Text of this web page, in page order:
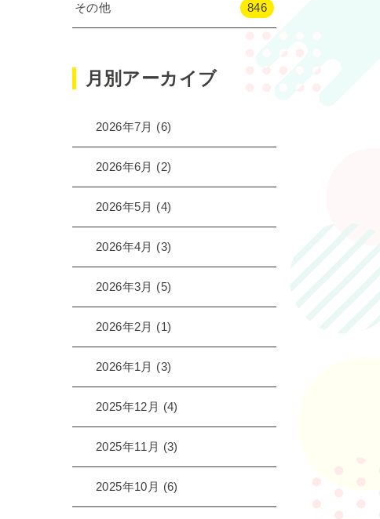
その他 846
月別アーカイブ
2026年7月 (6)
2026年6月 (2)
2026年5月 (4)
2026年4月 (3)
2026年3月 (5)
2026年2月 (1)
2026年1月 (3)
2025年12月 (4)
2025年11月 (3)
2025年10月 (6)